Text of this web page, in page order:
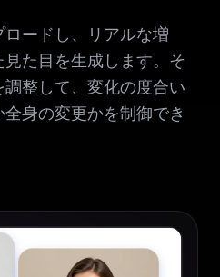
ードし、リアルな増
た目を生成します。そ
整して、変化の度合い
身の変更かを制御でき